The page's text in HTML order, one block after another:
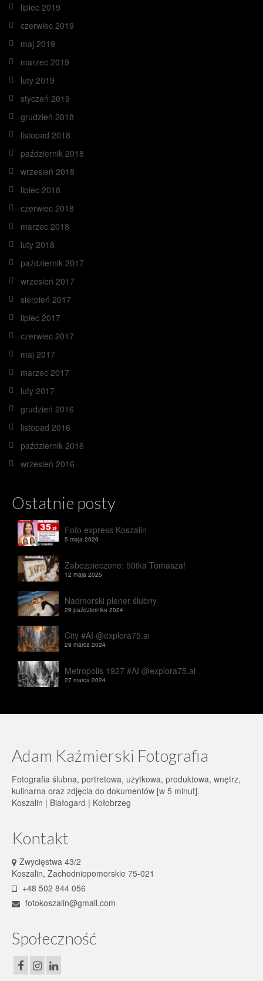
lipiec 2019
czerwiec 2019
maj 2019
marzec 2019
luty 2019
styczeń 2019
grudzień 2018
listopad 2018
październik 2018
wrzesień 2018
lipiec 2018
czerwiec 2018
marzec 2018
luty 2018
październik 2017
wrzesień 2017
sierpień 2017
lipiec 2017
czerwiec 2017
maj 2017
marzec 2017
luty 2017
grudzień 2016
listopad 2016
październik 2016
wrzesień 2016
Ostatnie posty
Foto express Koszalin
5 maja 2026
Zabezpieczone: 50tka Tomasza!
12 maja 2025
Nadmorski plener ślubny
29 października 2024
City #AI @explora75.ai
29 marca 2024
Metropolis 1927 #AI @explora75.ai
27 marca 2024
Adam Kaźmierski Fotografia
Fotografia ślubna, portretowa, użytkowa, produktowa, wnętrz,
kulinarna oraz zdjęcia do dokumentów [w 5 minut].
Koszalin | Białogard | Kołobrzeg
Kontakt
Zwycięstwa 43/2
Koszalin, Zachodniopomorskie 75-021
+48 502 844 056
fotokoszalin@gmail.com
Społeczność